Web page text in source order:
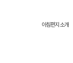
아침편지 소개